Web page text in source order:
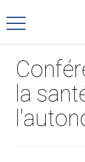
au
menu
au
contenu
Ouvrir
principal
la